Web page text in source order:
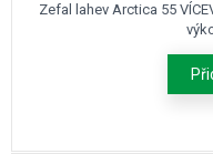
Zefal lahev Arctica 55